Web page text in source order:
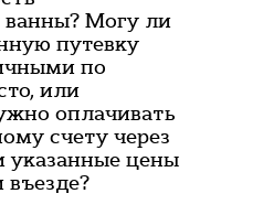
Могу ли
путевку
по
или
оплачивать
счету через
указанные цены